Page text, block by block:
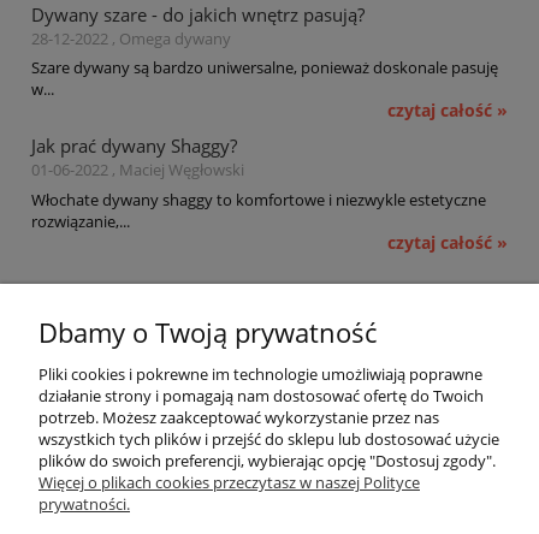
Dywany szare - do jakich wnętrz pasują?
28-12-2022 , Omega dywany
Szare dywany są bardzo uniwersalne, ponieważ doskonale pasuję
w...
czytaj całość »
Jak prać dywany Shaggy?
01-06-2022 , Maciej Węgłowski
Włochate dywany shaggy to komfortowe i niezwykle estetyczne
rozwiązanie,...
czytaj całość »
Płatności i dostawa
Informacje
Dbamy o Twoją prywatność
Pliki cookies i pokrewne im technologie umożliwiają poprawne
działanie strony i pomagają nam dostosować ofertę do Twoich
potrzeb. Możesz zaakceptować wykorzystanie przez nas
wszystkich tych plików i przejść do sklepu lub dostosować użycie
plików do swoich preferencji, wybierając opcję "Dostosuj zgody".
Więcej o plikach cookies przeczytasz w naszej Polityce
prywatności.